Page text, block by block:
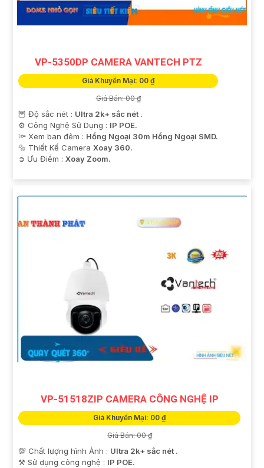
nhìn tổng quan về việc lắp đặt camera zoom quang.
Nếu bạn cần thêm thông tin hoặc hỗ trợ, hãy cho mình
VP-5350DP CAMERA VANTECH PTZ
Giá Khuyến Mại: 00 ₫
Giá Bán: 00 ₫
🦉 Độ sắc nét : Ultra 2k+ sắc nét .
⚙ Công Nghệ Sử Dụng : IP POE.
🔦 Xem ban đêm : Hồng Ngoại 30m Hồng Ngoại SMD.
🔩 Thiết Kế Camera Xoay 360.
️➲ Ưu Điểm : Xoay Zoom.
VP-51518ZIP CAMERA CÔNG NGHỆ IP
Giá Khuyến Mại: 00 ₫
Giá Bán: 00 ₫
💯 Chất lượng hình Ảnh : Ultra 2k+ sắc nét .
⚒ Sử dụng công nghệ : IP POE.